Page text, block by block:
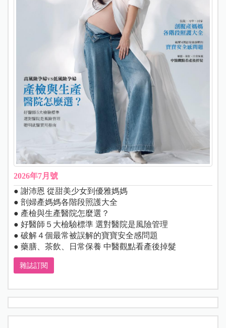
2026年7月號
● 謝沛恩 從甜美少女到優雅媽媽
● 剖婦產媽媽各階段照護大全
● 產檢與生產醫院怎麼選？
● 好醫師５大檢驗標準 選對醫院是風險管理
● 破解４個最常被誤解的寶寶安全感問題
● 藥膳、茶飲、日常保養 中醫觀點看產後掉髮
雜誌訂閱